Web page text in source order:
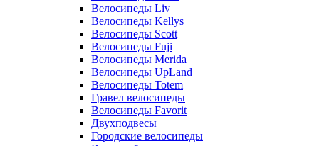
Велосипеды Liv
Велосипеды Kellys
Велосипеды Scott
Велосипеды Fuji
Велосипеды Merida
Велосипеды UpLand
Велосипеды Totem
Гравел велосипеды
Велосипеды Favorit
Двухподвесы
Городские велосипеды